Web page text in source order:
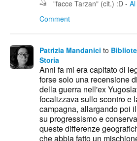
"facce Tarzan" (cit.) :D -
Comment
Patrizia Mandanici to
Storia
Anni fa mi era capitato di
forse solo una recensione
della guerra nell'ex
focalizzava sullo scontro e
campagna, allargando poi
su progressismo e
queste differenze
che abbia fatto un